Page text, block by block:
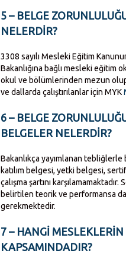
5 – BELGE
NELERDİR?
3308 sayılı Mesleki Eğitim
Bakanlığına bağlı mesleki
okul ve bölümlerinden mezun
ve dallarda çalıştırılanlar için MYK
6 – BELGE
BELGELER NELERDİR?
Bakanlıkça yayımlanan
katılım belgesi, yetki belgesi,
çalışma şartını
belirtilen teorik ve performansa
gerekmektedir.
7 – HANGİ
KAPSAMINDADIR?